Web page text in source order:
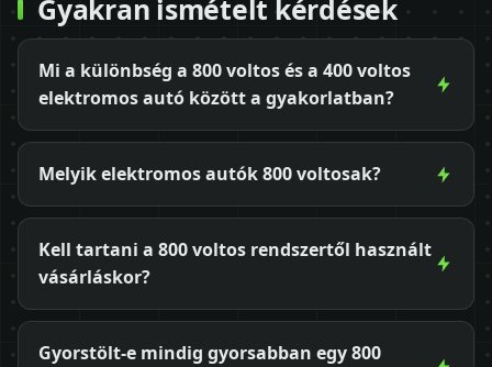
Gyakran ismételt kérdések
Mi a különbség a 800 voltos és a 400 voltos
elektromos autó között a gyakorlatban?
Melyik elektromos autók 800 voltosak?
Kell tartani a 800 voltos rendszertől használt
vásárláskor?
Gyorstölt-e mindig gyorsabban egy 800